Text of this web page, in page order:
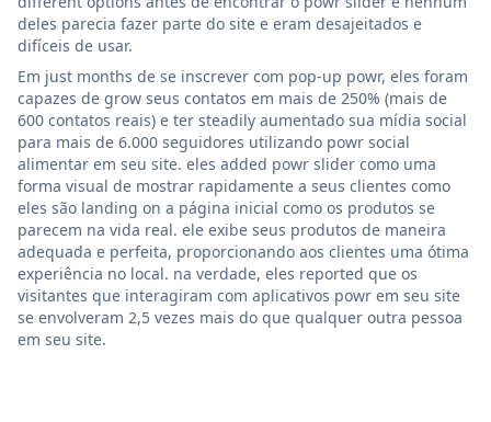
deles parecia fazer parte do site e eram desajeitados e
difíceis de usar.
Em just months de se inscrever com pop-up powr, eles foram
capazes de grow seus contatos em mais de 250% (mais de
600 contatos reais) e ter steadily aumentado sua mídia social
para mais de 6.000 seguidores utilizando powr social
alimentar em seu site. eles added powr slider como uma
forma visual de mostrar rapidamente a seus clientes como
eles são landing on a página inicial como os produtos se
parecem na vida real. ele exibe seus produtos de maneira
adequada e perfeita, proporcionando aos clientes uma ótima
experiência no local. na verdade, eles reported que os
visitantes que interagiram com aplicativos powr em seu site
se envolveram 2,5 vezes mais do que qualquer outra pessoa
em seu site.